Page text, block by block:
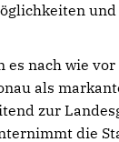
und
es nach wie
als
zur
die